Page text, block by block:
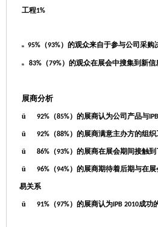
工程1%
n 95% （93%）的观众来自于参与公司采购
n 83% （79%）的观众在展会中搜集到新信
展商分析
ü 92% （85%）的展商认为公司产品与 IPB
ü 92% （88%）的展商满意主办方的组
ü 86% （93%）的展商在展会期间接触
ü 96% （94%）的展商期待着后期与在
易关系
ü 91% （97%）的展商认为 IPB 2010成功